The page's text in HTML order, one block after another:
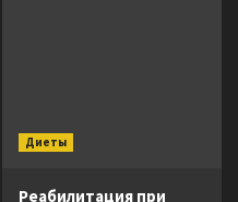
Диеты
Реабилитация при